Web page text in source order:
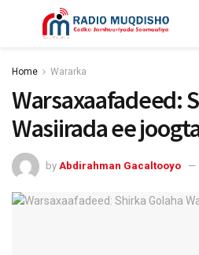
Home Wararka
Warsaxaafadeed:
Wasiirada ee
by Abdirahman Gacaltooyo